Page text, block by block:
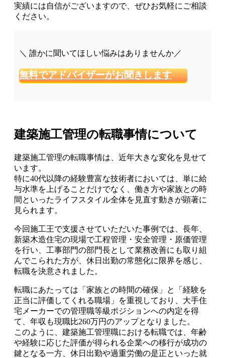
実績には自信がございますので、ぜひお気軽にご相談
ください。
＼ 誰かに聞いてほしい悩みはありませんか／
無料でアドバイザーがお聞きします
建築施工管理の転職事情について
建築施工管理の転職事情は、近年大きな変化を見せて
います。
特に40代以降の経験豊富な技術者においては、単に給
与水準を上げることだけでなく、働き方や家族との時
間といったライフスタイル全体を見直す動きが顕著に
見られます。
今回施工王で支援させていただいた事例では、長年、
新築木造住宅の現場で工程管理・安全管理・原価管理
を行い、工事部門の部門長として業務改善にも取り組
んでこられた方が、休日出勤の常態化に限界を感じ、
転職を決意されました。
転職にあたっては「家族との時間の確保」と「経験を
正当に評価してくれる職場」を重視しており、大手住
宅メーカーでの管理職等級ポジションへの内定を得
て、年収も現職比260万円のアップとなりました。
このように、建築施工管理職における転職では、年齢
や経験に応じた評価が得られる企業への移行が成功の
鍵となる一方、休日出勤や過重労働の是正といった就